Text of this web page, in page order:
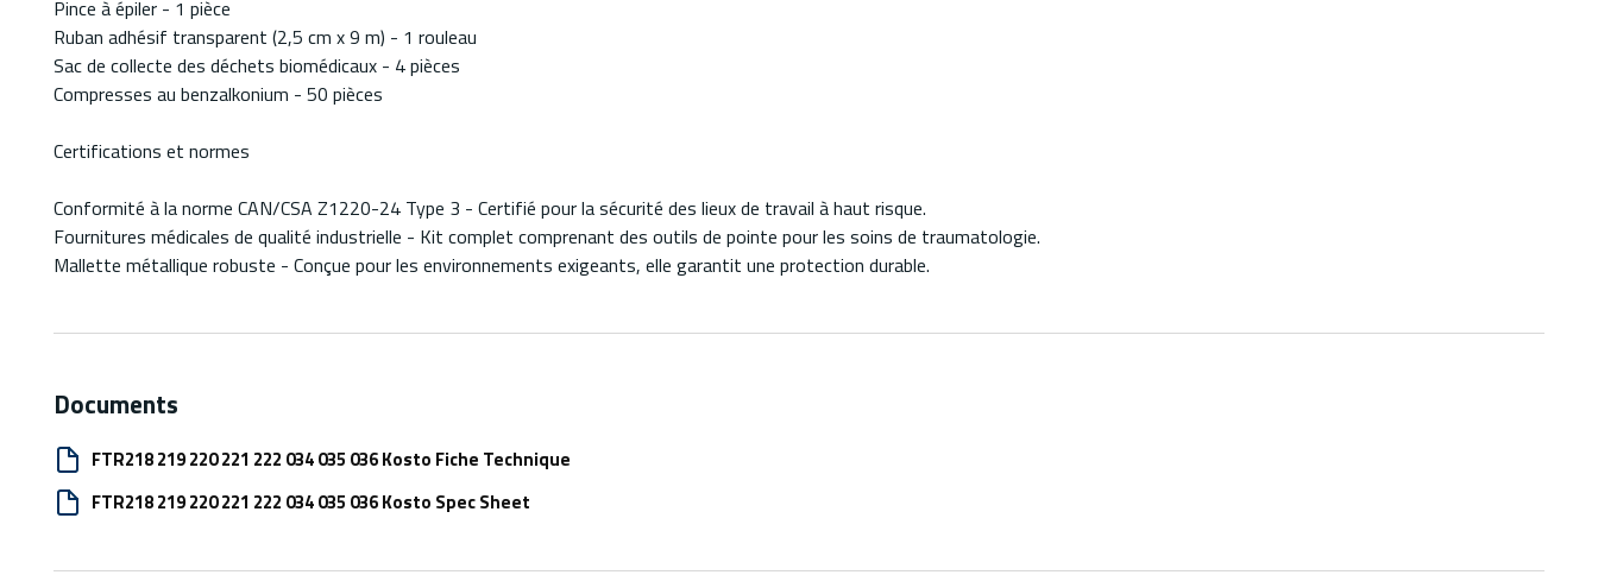
Pince à épiler - 1 pièce
Ruban adhésif transparent (2,5 cm x 9 m) - 1 rouleau
Sac de collecte des déchets biomédicaux - 4 pièces
Compresses au benzalkonium - 50 pièces
Certifications et normes
Conformité à la norme CAN/CSA Z1220-24 Type 3 - Certifié pour la sécurité des lieux de travail à haut risque.
Fournitures médicales de qualité industrielle - Kit complet comprenant des outils de pointe pour les soins de traumatologie.
Mallette métallique robuste - Conçue pour les environnements exigeants, elle garantit une protection durable.
Documents
FTR218 219 220 221 222 034 035 036 Kosto Fiche Technique
FTR218 219 220 221 222 034 035 036 Kosto Spec Sheet